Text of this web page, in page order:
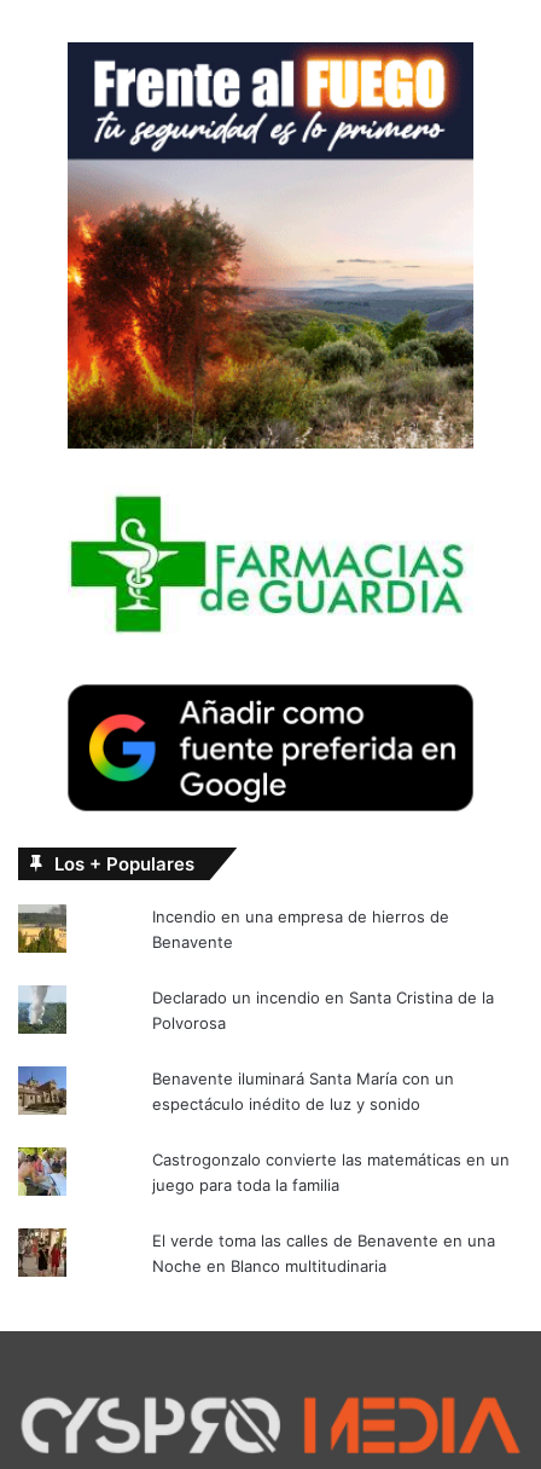
Los + Populares
Incendio en una empresa de hierros de
Benavente
Declarado un incendio en Santa Cristina de la
Polvorosa
Benavente iluminará Santa María con un
espectáculo inédito de luz y sonido
Castrogonzalo convierte las matemáticas en un
juego para toda la familia
El verde toma las calles de Benavente en una
Noche en Blanco multitudinaria